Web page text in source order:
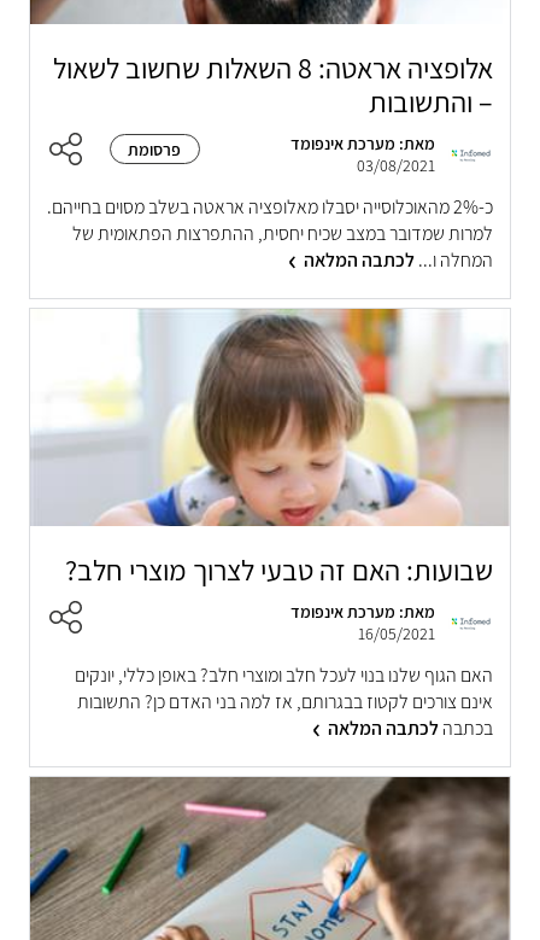
אלופציה אראטה: 8 השאלות שחשוב לשאול
– והתשובות
מאת: מערכת אינפומד
03/08/2021
פרסומת
כ-2% מהאוכלוסייה יסבלו מאלופציה אראטה בשלב מסוים בחייהם.
למרות שמדובר במצב שכיח יחסית, ההתפרצות הפתאומית של
המחלה ו...לכתבה המלאה
שבועות: האם זה טבעי לצרוך מוצרי חלב?
מאת: מערכת אינפומד
16/05/2021
האם הגוף שלנו בנוי לעכל חלב ומוצרי חלב? באופן כללי, יונקים
אינם צורכים לקטוז בבגרותם, אז למה בני האדם כן? התשובות
בכתבהלכתבה המלאה